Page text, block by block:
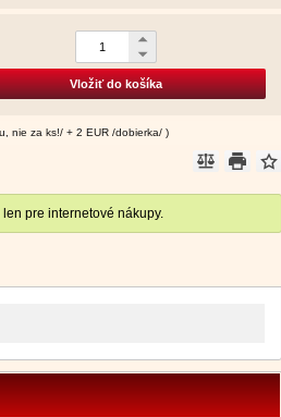
Vložiť do košíka
nie za ks!/ + 2 EUR /dobierka/ )
pre internetové nákupy.